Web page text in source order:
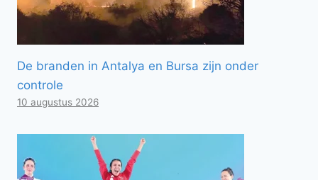
De branden in Antalya en Bursa zijn onder
controle
10 augustus 2026